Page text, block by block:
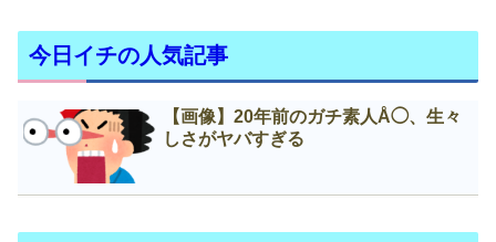
今日イチの人気記事
【画像】20年前のガチ素人Å◯、生々
しさがヤバすぎる